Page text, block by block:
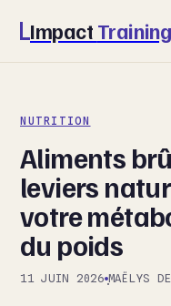
Impact Training
NUTRITION
SANTÉ
SPORT
BIEN-ÊTRE
NUTRITION
Aliments
leviers
votre
du poids
11 JUIN 2026·MAËLYS